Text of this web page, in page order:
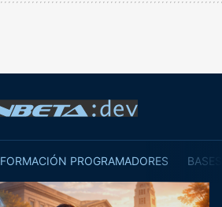
FORMACIÓN PROGRAMADORES